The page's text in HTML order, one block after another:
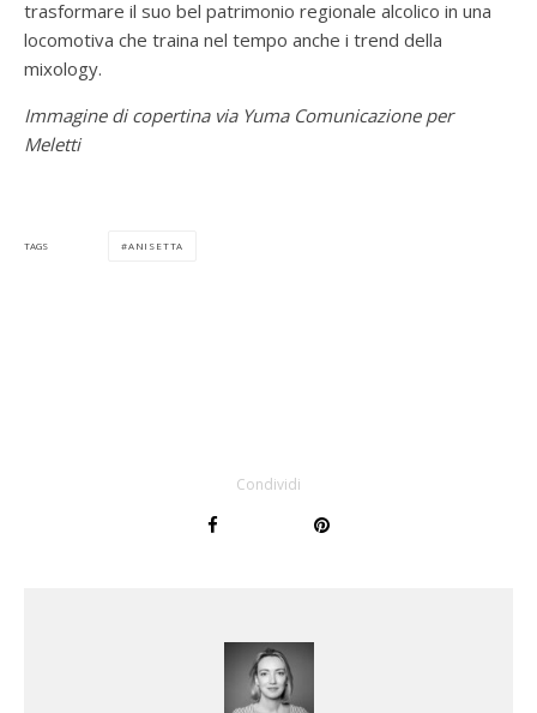
trasformare il suo bel patrimonio regionale alcolico in una
locomotiva che traina nel tempo anche i trend della
mixology.
Immagine di copertina via Yuma Comunicazione per
Meletti
TAGS ANISETTA
Condividi